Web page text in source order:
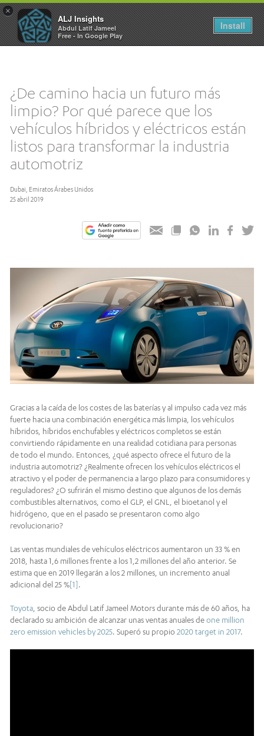
×
ALJ Insights
Abdul Latif Jameel
Free - In Google Play
Install
Toggle
navigation
¿De camino hacia un futuro más
limpio? Por qué parece que los
vehículos híbridos y eléctricos están
listos para transformar la industria
automotriz
Dubai, Emiratos Árabes Unidos
25 abril 2019
Gracias a la caída de los costes de las baterías y al impulso cada vez más
fuerte hacia una combinación energética más limpia, los vehículos
híbridos, híbridos enchufables y eléctricos completos se están
convirtiendo rápidamente en una realidad cotidiana para personas
de todo el mundo. Entonces, ¿qué aspecto ofrece el futuro de la
industria automotriz? ¿Realmente ofrecen los vehículos eléctricos el
atractivo y el poder de permanencia a largo plazo para consumidores y
reguladores? ¿O sufrirán el mismo destino que algunos de los demás
combustibles alternativos, como el GLP, el GNL, el bioetanol y el
hidrógeno, que en el pasado se presentaron como algo
revolucionario?
Las ventas mundiales de vehículos eléctricos aumentaron un 33 % en
2018, hasta 1,6 millones frente a los 1,2 millones del año anterior. Se
estima que en 2019 llegarán a los 2 millones, un incremento anual
adicional del 25 %[1].
Toyota , socio de Abdul Latif Jameel Motors durante más de 60 años, ha
declarado su ambición de alcanzar unas ventas anuales deone million
zero emission vehicles by 2025. Superó su propio2020 target in 2017.